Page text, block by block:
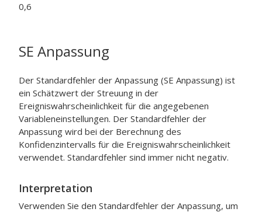
0,6
SE Anpassung
Der Standardfehler der Anpassung (SE Anpassung) ist
ein Schätzwert der Streuung in der
Ereigniswahrscheinlichkeit für die angegebenen
Variableneinstellungen. Der Standardfehler der
Anpassung wird bei der Berechnung des
Konfidenzintervalls für die Ereigniswahrscheinlichkeit
verwendet. Standardfehler sind immer nicht negativ.
Interpretation
Verwenden Sie den Standardfehler der Anpassung, um